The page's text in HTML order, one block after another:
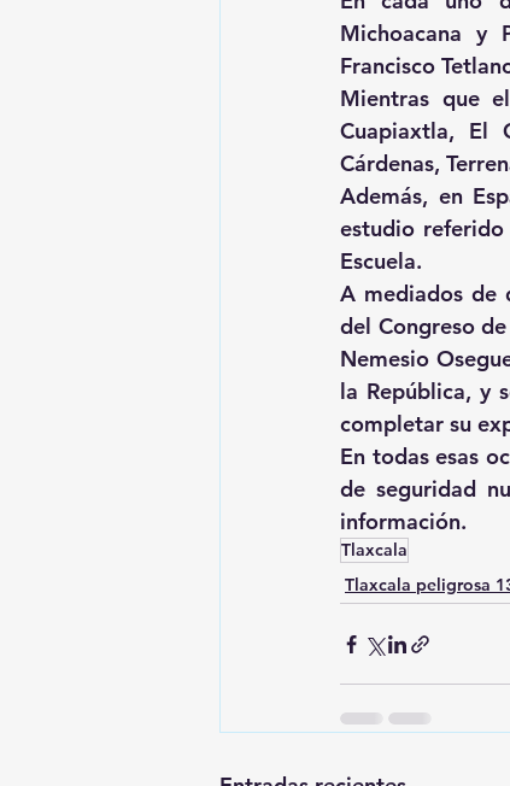
Michoacana y
Francisco
Mientras que
Cuapiaxtla, El
Cárdenas,
Además, en
estudio
Escuela.
A mediados de
del Congreso
Nemesio
la República, y
completar su
En todas esas
de seguridad
información.
Tlaxcala
Tlaxcala peligrosa